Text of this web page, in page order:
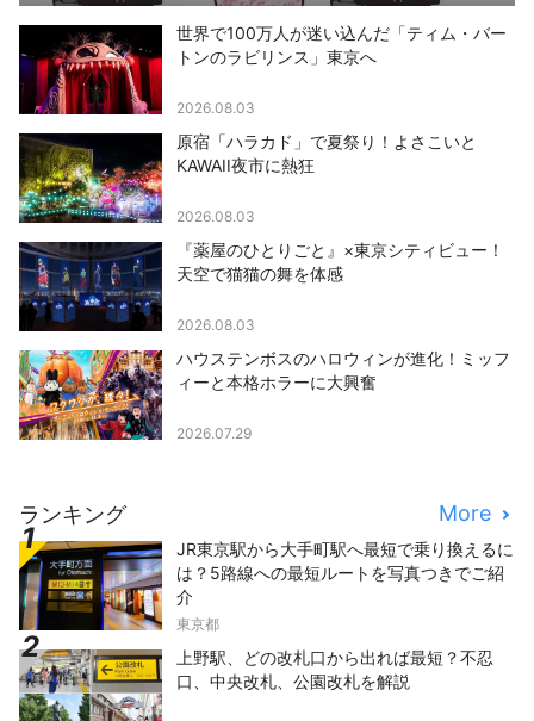
世界で100万人が迷い込んだ「ティム・バー
トンのラビリンス」東京へ
2026.08.03
原宿「ハラカド」で夏祭り！よさこいと
KAWAII夜市に熱狂
2026.08.03
『薬屋のひとりごと』×東京シティビュー！
天空で猫猫の舞を体感
2026.08.03
ハウステンボスのハロウィンが進化！ミッフ
ィーと本格ホラーに大興奮
2026.07.29
ランキング More
JR東京駅から大手町駅へ最短で乗り換えるに
は？5路線への最短ルートを写真つきでご紹
介
東京都
上野駅、どの改札口から出れば最短？不忍
口、中央改札、公園改札を解説